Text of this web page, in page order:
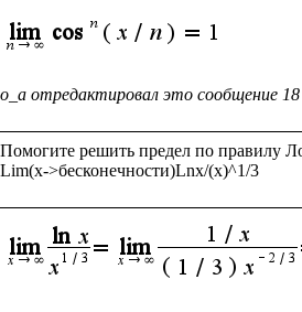
o_a отредактировал это сообщение
Помогите решить предел по правилу